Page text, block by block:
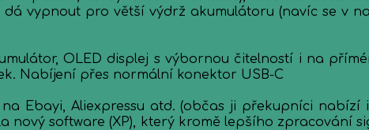
vypnout pro větší výdrž akumulátoru (navíc se v
OLED displej s výbornou čitelností i na
Nabíjení přes normální konektor USB-C
Ebayi, Aliexpressu atd. (občas ji překupníci
software (XP), který kromě lepšího zpracování